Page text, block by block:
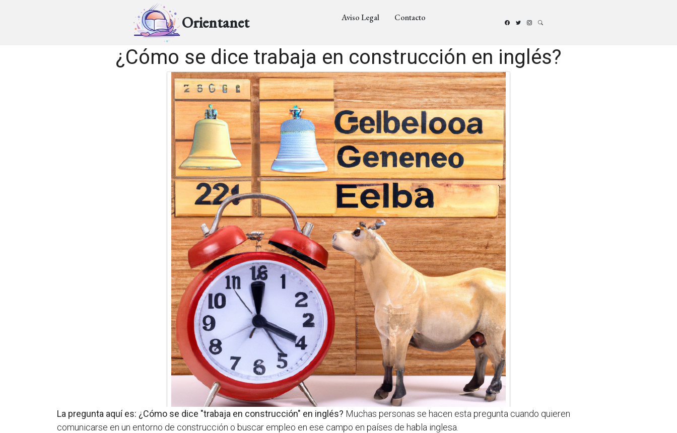
Orientanet Aviso Legal Contacto
¿Cómo se dice trabaja en construcción en inglés?
La pregunta aquí es: ¿Cómo se dice "trabaja en construcción" en inglés? Muchas personas se hacen esta pregunta cuando quieren
comunicarse en un entorno de construcción o buscar empleo en ese campo en países de habla inglesa.